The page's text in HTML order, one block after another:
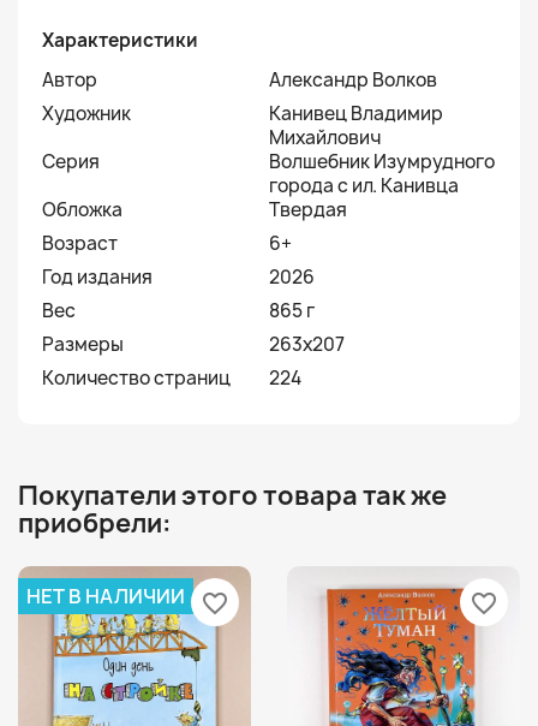
Характеристики
Автор
Александр Волков
Художник
Канивец Владимир
Михайлович
Серия
Волшебник Изумрудного
города с ил. Канивца
Обложка
Твердая
Возраст
6+
Год издания
2026
Вес
865 г
Размеры
263x207
Количество страниц
224
Покупатели этого товара так же
приобрели:
НЕТ В НАЛИЧИИ favorite_border favorite_border